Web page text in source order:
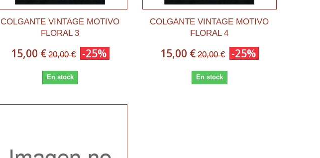
COLGANTE VINTAGE MOTIVO
FLORAL 3
15,00 € 20,00 € -25%
En stock
COLGANTE VINTAGE MOTIVO
FLORAL 4
15,00 € 20,00 € -25%
En stock